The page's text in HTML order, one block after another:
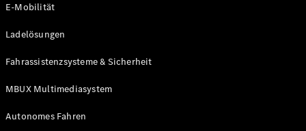
E-Mobilität
Ladelösungen
Fahrassistenzsysteme & Sicherheit
MBUX Multimediasystem
Autonomes Fahren